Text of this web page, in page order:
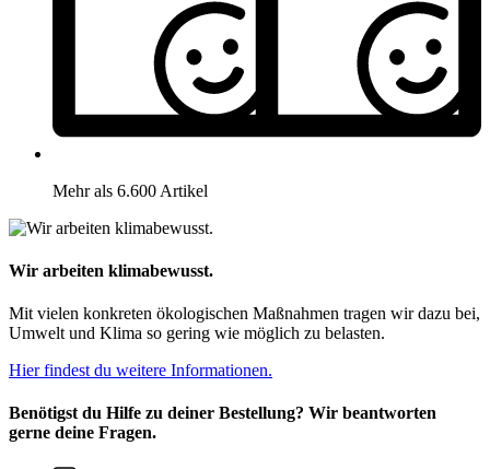
Mehr als 6.600 Artikel
Wir arbeiten klimabewusst.
Mit vielen konkreten ökologischen Maßnahmen tragen wir dazu bei,
Umwelt und Klima so gering wie möglich zu belasten.
Hier findest du weitere Informationen.
Benötigst du Hilfe zu deiner Bestellung? Wir beantworten
gerne deine Fragen.